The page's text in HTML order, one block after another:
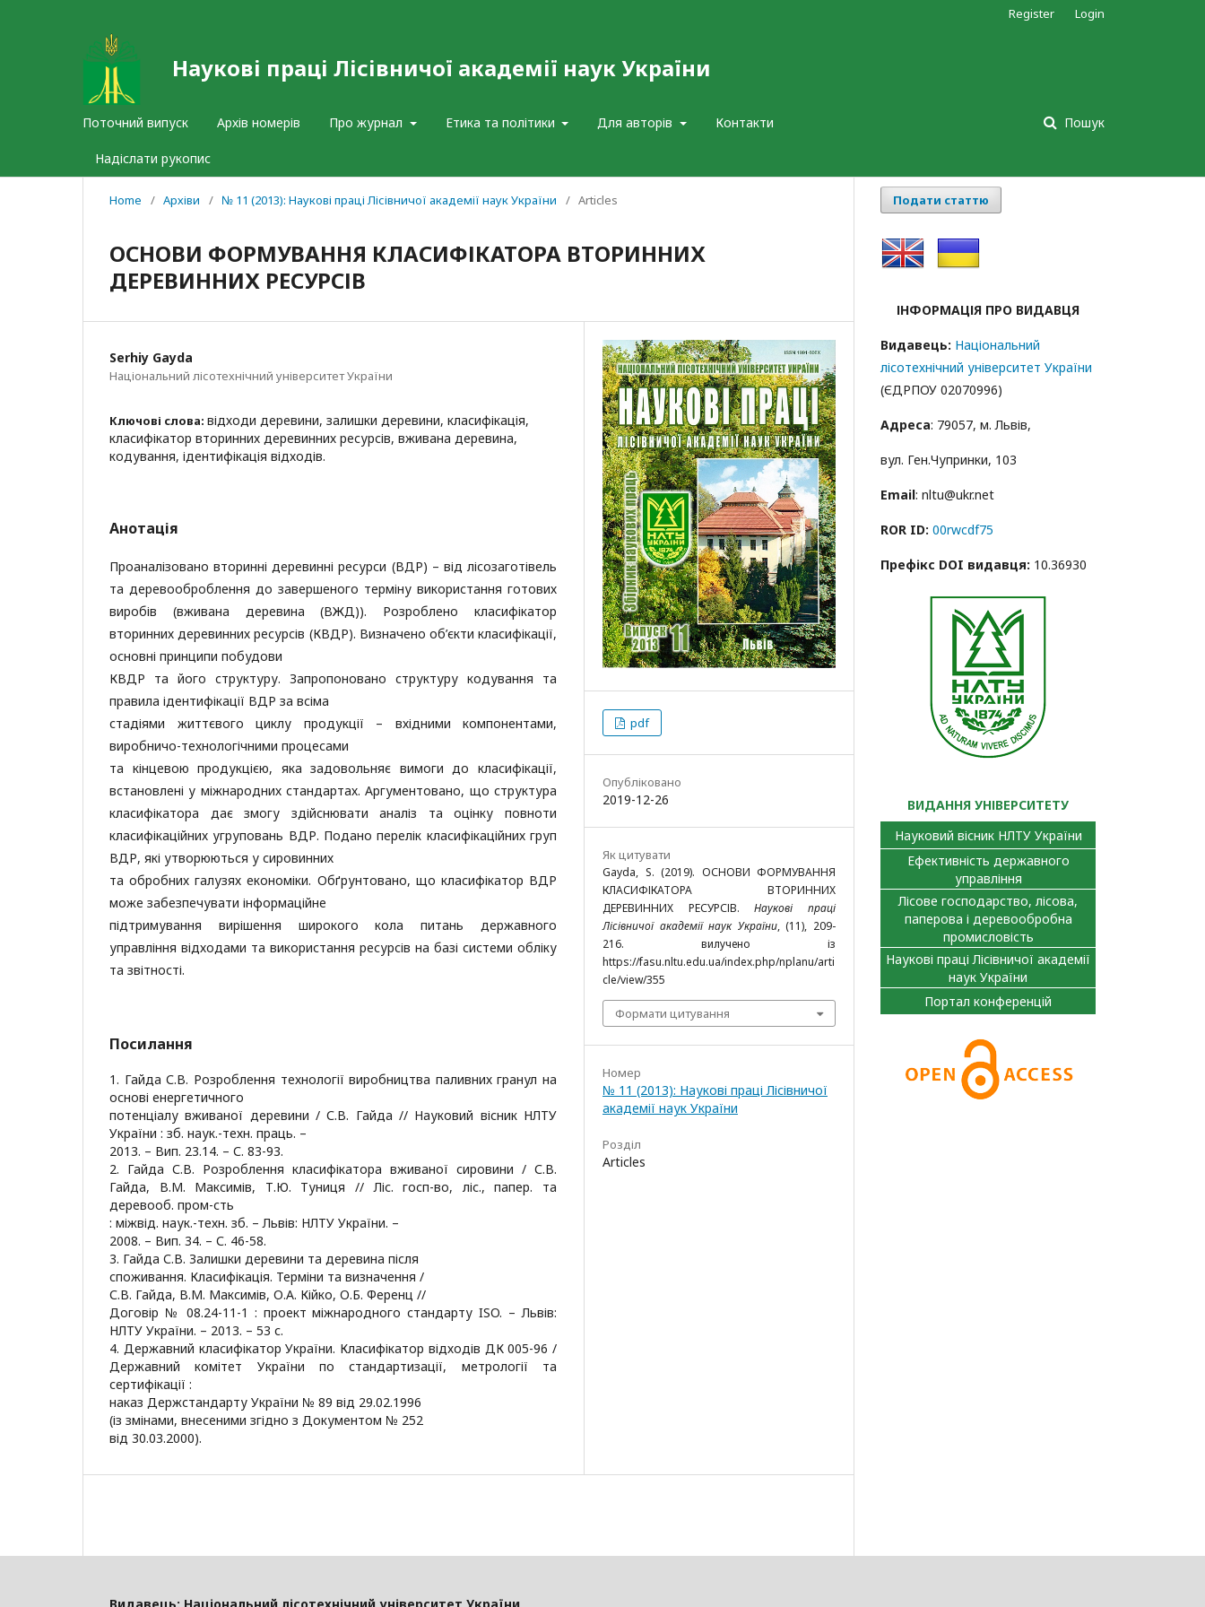
Наукові праці Лісівничої академії наук України
Поточний випуск Архів номерів Про журнал Етика та політики Для авторів Контакти
Надіслати рукопис
Пошук
Register Login
Home / Архіви / № 11 (2013): Наукові праці Лісівничої академії наук України / Articles
ОСНОВИ ФОРМУВАННЯ КЛАСИФІКАТОРА ВТОРИННИХ
ДЕРЕВИННИХ РЕСУРСІВ
Serhiy Gayda
Національний лісотехнічний університет України
Ключові слова: відходи деревини, залишки деревини, класифікація,
класифікатор вторинних деревинних ресурсів, вживана деревина,
кодування, ідентифікація відходів.
Анотація
Проаналізовано вторинні деревинні ресурси (ВДР) – від лісозаготівель
та деревооброблення до завершеного терміну використання готових
виробів (вживана деревина (ВЖД)). Розроблено класифікатор
вторинних деревинних ресурсів (КВДР). Визначено об’єкти класифікації,
основні принципи побудови
КВДР та його структуру. Запропоновано структуру кодування та
правила ідентифікації ВДР за всіма
стадіями життєвого циклу продукції – вхідними компонентами,
виробничо-технологічними процесами
та кінцевою продукцією, яка задовольняє вимоги до класифікації,
встановлені у міжнародних стандартах. Аргументовано, що структура
класифікатора дає змогу здійснювати аналіз та оцінку повноти
класифікаційних угруповань ВДР. Подано перелік класифікаційних груп
ВДР, які утворюються у сировинних
та обробних галузях економіки. Обґрунтовано, що класифікатор ВДР
може забезпечувати інформаційне
підтримування вирішення широкого кола питань державного
управління відходами та використання ресурсів на базі системи обліку
та звітності.
Посилання
1. Гайда С.В. Розроблення технології виробництва паливних гранул на
основі енергетичного
потенціалу вживаної деревини / С.В. Гайда // Науковий вісник НЛТУ
України : зб. наук.-техн. праць. –
2013. – Вип. 23.14. – С. 83-93.
2. Гайда С.В. Розроблення класифікатора вживаної сировини / С.В.
Гайда, В.М. Максимів, Т.Ю. Туниця // Ліс. госп-во, ліс., папер. та
деревооб. пром-сть
: міжвід. наук.-техн. зб. – Львів: НЛТУ України. –
2008. – Вип. 34. – С. 46-58.
3. Гайда С.В. Залишки деревини та деревина після
споживання. Класифікація. Терміни та визначення /
С.В. Гайда, В.М. Максимів, О.А. Кійко, О.Б. Ференц //
Договір № 08.24-11-1 : проект міжнародного стандарту ISO. – Львів:
НЛТУ України. – 2013. – 53 с.
4. Державний класифікатор України. Класифікатор відходів ДК 005-96 /
Державний комітет України по стандартизації, метрології та
сертифікації :
наказ Держстандарту України № 89 від 29.02.1996
(із змінами, внесеними згідно з Документом № 252
від 30.03.2000).
pdf
Опубліковано
2019-12-26
Як цитувати
Gayda, S. (2019). ОСНОВИ ФОРМУВАННЯ
КЛАСИФІКАТОРА ВТОРИННИХ
ДЕРЕВИННИХ РЕСУРСІВ.Наукові праці
Лісівничої академії наук України, (11), 209-
216. вилучено із
https://fasu.nltu.edu.ua/index.php/nplanu/arti
cle/view/355
Формати цитування
Номер
№ 11 (2013): Наукові праці Лісівничої
академії наук України
Розділ
Articles
Подати статтю
ІНФОРМАЦІЯ ПРО ВИДАВЦЯ
Видавець: Національний
лісотехнічний університет України
(ЄДРПОУ 02070996)
Адреса: 79057, м. Львів,
вул. Ген.Чупринки, 103
Email: nltu@ukr.net
ROR ID: 00rwcdf75
Префікс DOI видавця: 10.36930
ВИДАННЯ УНІВЕРСИТЕТУ
Науковий вісник НЛТУ України
Ефективність державного
управління
Лісове господарство, лісова,
паперова і деревообробна
промисловість
Наукові праці Лісівничої академії
наук України
Портал конференцій